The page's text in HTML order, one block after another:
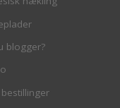
blogger?
bestillinger